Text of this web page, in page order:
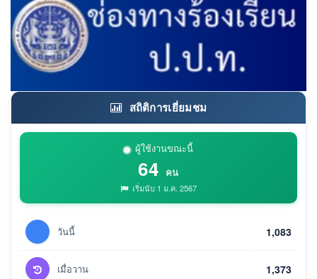
สถิติการเยี่ยมชม
ผู้ใช้งานขณะนี้
64 คน
เริ่มนับ 1 ม.ค. 2567
วันนี้ 1,083
เมื่อวาน 1,373